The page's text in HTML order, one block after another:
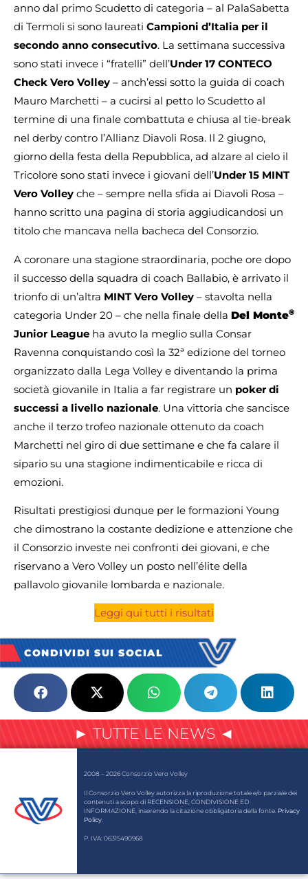
anno dal primo Scudetto di categoria – al PalaSabetta
di Termoli si sono laureati Campioni d’Italia per il
secondo anno consecutivo. La settimana successiva
sono stati invece i “fratelli” dell’Under 17 CONTECO
Check Vero Volley – anch’essi sotto la guida di coach
Mauro Marchetti – a cucirsi al petto lo Scudetto al
termine di una finale combattuta e chiusa al tie-break
nel derby contro l’Allianz Diavoli Rosa. Il 2 giugno,
giorno della festa della Repubblica, ad alzare al cielo il
Tricolore sono stati invece i giovani dell’Under 15 MINT
Vero Volley che – sempre nella sfida ai Diavoli Rosa –
hanno scritto una pagina di storia aggiudicandosi un
titolo che mancava nella bacheca del Consorzio.
A coronare una stagione straordinaria, poche ore dopo
il successo della squadra di coach Ballabio, è arrivato il
trionfo di un’altra MINT Vero Volley – stavolta nella
categoria Under 20 – che nella finale della Del Monte®
Junior League ha avuto la meglio sulla Consar
Ravenna conquistando così la 32ª edizione del torneo
organizzato dalla Lega Volley e diventando la prima
società giovanile in Italia a far registrare un poker di
successi a livello nazionale. Una vittoria che sancisce
anche il terzo trofeo nazionale ottenuto da coach
Marchetti nel giro di due settimane e che fa calare il
sipario su una stagione indimenticabile e ricca di
emozioni.
Risultati prestigiosi dunque per le formazioni Young
che dimostrano la costante dedizione e attenzione che
il Consorzio investe nei confronti dei giovani, e che
riservano a Vero Volley un posto nell’élite della
pallavolo giovanile lombarda e nazionale.
Leggi qui tutti i risultati
CONDIVIDI SUI SOCIAL
► TUTTE LE NEWS ◄
2008 – 2026 Consorzio Vero Volley
Il Consorzio Vero Volley autorizza la riproduzione totale e/o parziale dei
contenuti a scopo di RECENSIONE, CONDIVISIONE ED
INFORMAZIONE, inserendo la citazione obbligatoria della fonte. Privacy
Policy
P. IVA: 06315490968